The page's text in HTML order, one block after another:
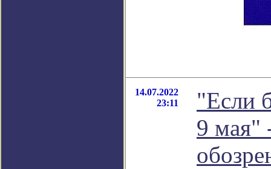
14.07.2022
23:11
"Если
9 мая"